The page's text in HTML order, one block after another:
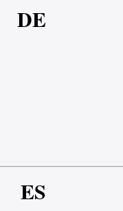
DE
ES